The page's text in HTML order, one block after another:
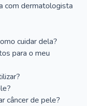
com dermatologista
cuidar dela?
para o meu
câncer de pele?